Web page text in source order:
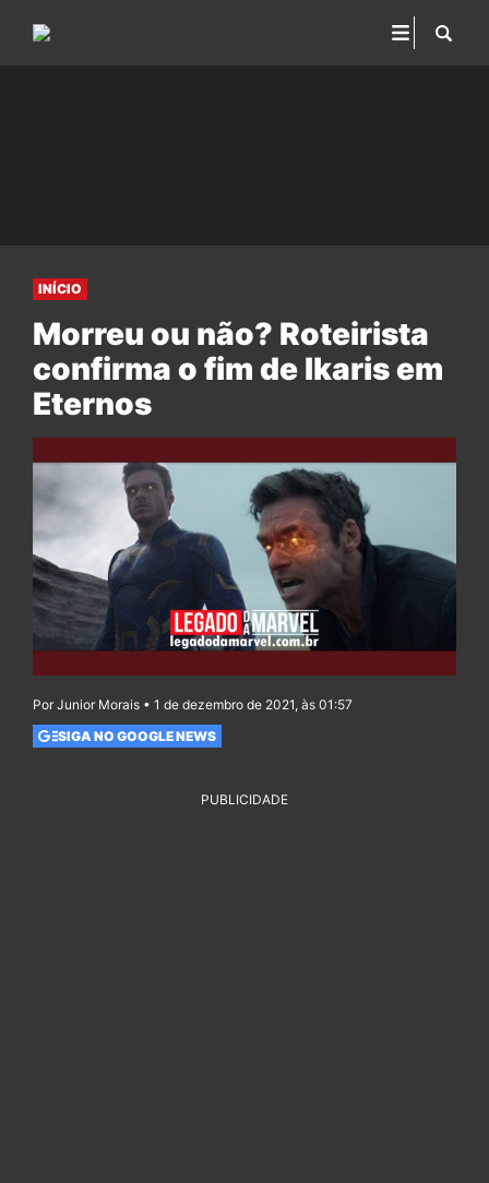
INÍCIO
Morreu ou não? Roteirista
confirma o fim de Ikaris em
Eternos
Por Junior Morais • 1 de dezembro de 2021, às 01:57
SIGA NO GOOGLE NEWS
PUBLICIDADE